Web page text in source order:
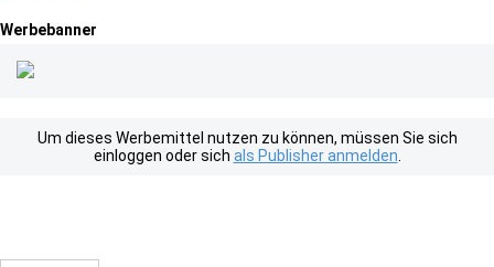
Werbebanner
Um dieses Werbemittel nutzen zu können, müssen Sie sich
einloggen oder sich als Publisher anmelden